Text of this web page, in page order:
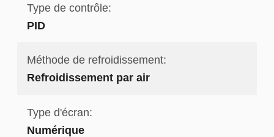
Type de contrôle:
PID
Méthode de refroidissement:
Refroidissement par air
Type d'écran:
Numérique